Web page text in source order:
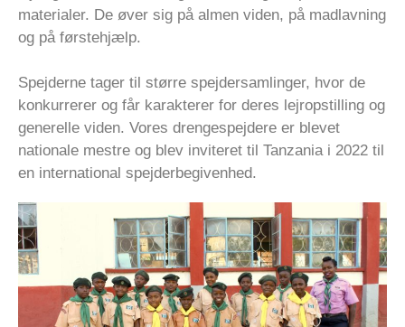
materialer. De øver sig på almen viden, på madlavning
og på førstehjælp.
Spejderne tager til større spejdersamlinger, hvor de
konkurrerer og får karakterer for deres lejropstilling og
generelle viden. Vores drengespejdere er blevet
nationale mestre og blev inviteret til Tanzania i 2022 til
en international spejderbegivenhed.